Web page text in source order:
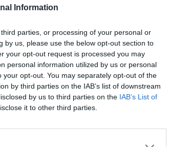
Information
parties, or processing of your personal or
by us, please use the below opt-out section to
your opt-out request is processed you may
personal information utilized by us or personal
opt-out. You may separately opt-out of the
by third parties on the IAB’s list of downstream
by us to third parties on the IAB’s List of
it to other third parties.